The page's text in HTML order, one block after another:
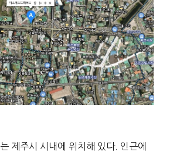
는 제주시 시내에 위치해 있다. 인근에